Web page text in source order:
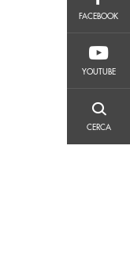
FACEBOOK
YOUTUBE
CERCA